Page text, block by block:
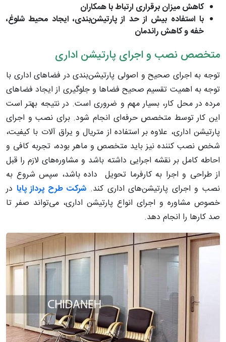
کاهش میزان برقراری ارتباط با همکاران
با استفاده بیش از حد از پارتیشن‌بندی، ایجاد محیط شلوغ،
خفه و کاهش راندمان
متخصص نصب و اجرای پارتیشن اداری
توجه به اجرای صحیح و اصولی پارتیشن‌بندی در فضاهای اداری با
توجه به اهمیت تقسیم صحیح فضاها و جلوگیری از ایجاد فضاهای
مرده در محل کار، بسیار مهم و ضروری است. در نتیجه بهتر است
این کار توسط متخصص حرفه‌ای انجام شود. برای نصب و اجرای
پارتیشن اداری، علاوه بر استفاده از متریال و یراق آلات با کیفیت،
شخص نصب کننده نیز باید متخصص و ماهر بوده، تجربه کافی و
احاطه کامل بر نقشه اجرایی داشته باشد و مشاوره‌های لازم را قبل
از طراحی و اجرا به کارفرما تحویل داده باشد، سپس شروع به
نصب و اجرای پارتیشن‌های اداری کند. شرکت طرح پرداز پایا در
خصوص مشاوره و اجرای انواع پارتیشن اداری، می‌تواند صفر تا
صد کارها را انجام دهد.